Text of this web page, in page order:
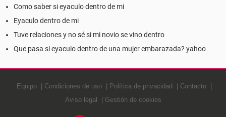
Como saber si eyaculo dentro de mi
Eyaculo dentro de mi
Tuve relaciones y no sé si mi novio se vino dentro
Que pasa si eyaculo dentro de una mujer embarazada? yahoo
Equipo Condiciones de uso Política de privacidad
Contacto
Aviso legal
Gestión de cookies